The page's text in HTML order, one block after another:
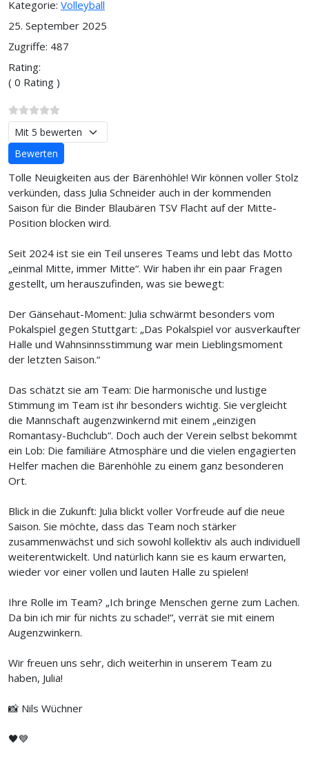
Kategorie: Volleyball
25. September 2025
Zugriffe: 487
Rating:
( 0 Rating )
Bitte bewerten
Tolle Neuigkeiten aus der Bärenhöhle! Wir können voller Stolz
verkünden, dass Julia Schneider auch in der kommenden
Saison für die Binder Blaubären TSV Flacht auf der Mitte-
Position blocken wird.
Seit 2024 ist sie ein Teil unseres Teams und lebt das Motto
„einmal Mitte, immer Mitte“. Wir haben ihr ein paar Fragen
gestellt, um herauszufinden, was sie bewegt:
Der Gänsehaut-Moment: Julia schwärmt besonders vom
Pokalspiel gegen Stuttgart: „Das Pokalspiel vor ausverkaufter
Halle und Wahnsinnsstimmung war mein Lieblingsmoment
der letzten Saison.“
Das schätzt sie am Team: Die harmonische und lustige
Stimmung im Team ist ihr besonders wichtig. Sie vergleicht
die Mannschaft augenzwinkernd mit einem „einzigen
Romantasy-Buchclub“. Doch auch der Verein selbst bekommt
ein Lob: Die familiäre Atmosphäre und die vielen engagierten
Helfer machen die Bärenhöhle zu einem ganz besonderen
Ort.
Blick in die Zukunft: Julia blickt voller Vorfreude auf die neue
Saison. Sie möchte, dass das Team noch stärker
zusammenwächst und sich sowohl kollektiv als auch individuell
weiterentwickelt. Und natürlich kann sie es kaum erwarten,
wieder vor einer vollen und lauten Halle zu spielen!
Ihre Rolle im Team? „Ich bringe Menschen gerne zum Lachen.
Da bin ich mir für nichts zu schade!“, verrät sie mit einem
Augenzwinkern.
Wir freuen uns sehr, dich weiterhin in unserem Team zu
haben, Julia!
📸 Nils Wüchner
🖤💙